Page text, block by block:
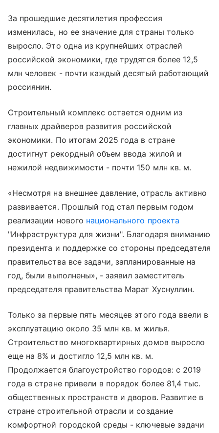
За прошедшие десятилетия профессия
изменилась, но ее значение для страны только
выросло. Это одна из крупнейших отраслей
российской экономики, где трудятся более 12,5
млн человек - почти каждый десятый работающий
россиянин.
Строительный комплекс остается одним из
главных драйверов развития российской
экономики. По итогам 2025 года в стране
достигнут рекордный объем ввода жилой и
нежилой недвижимости - почти 150 млн кв. м.
«Несмотря на внешнее давление, отрасль активно
развивается. Прошлый год стал первым годом
реализации нового национального проекта
"Инфраструктура для жизни". Благодаря вниманию
президента и поддержке со стороны председателя
правительства все задачи, запланированные на
год, были выполнены», - заявил заместитель
председателя правительства Марат Хуснуллин.
Только за первые пять месяцев этого года ввели в
эксплуатацию около 35 млн кв. м жилья.
Строительство многоквартирных домов выросло
еще на 8% и достигло 12,5 млн кв. м.
Продолжается благоустройство городов: с 2019
года в стране привели в порядок более 81,4 тыс.
общественных пространств и дворов. Развитие в
стране строительной отрасли и создание
комфортной городской среды - ключевые задачи